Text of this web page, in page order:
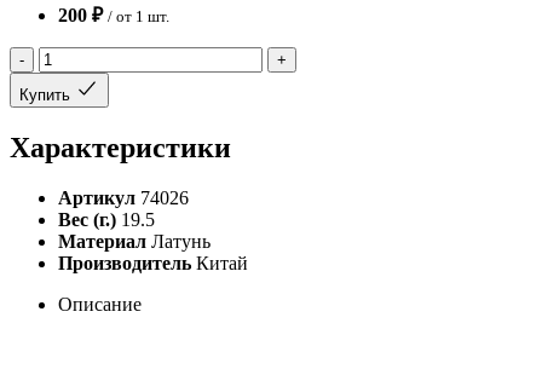
200 ₽ / от 1 шт.
-
+
Купить
Характеристики
Артикул 74026
Вес (г.) 19.5
Материал Латунь
Производитель Китай
Описание